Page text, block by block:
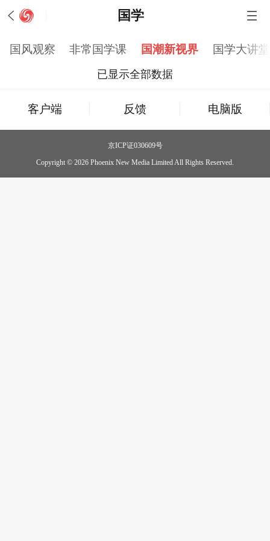
国学
国风观察 非常国学课 国潮新视界 国学大讲堂
已显示全部数据
客户端 反馈 电脑版
京ICP证030609号
Copyright © 2026 Phoenix New Media Limited All Rights Reserved.